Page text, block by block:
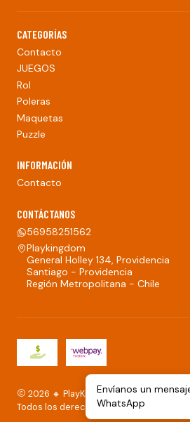
CATEGORÍAS
Contacto
JUEGOS
Rol
Poleras
Maquetas
Puzzle
INFORMACIÓN
Contacto
CONTÁCTANOS
56958251562
Playkingdom
General Holley 134, Providencia
Santiago - Providencia
Región Metropolitana - Chile
2026 🔸 PlayKingdom.
Todos los derechos reservados.
Envíanos un
WhatsApp